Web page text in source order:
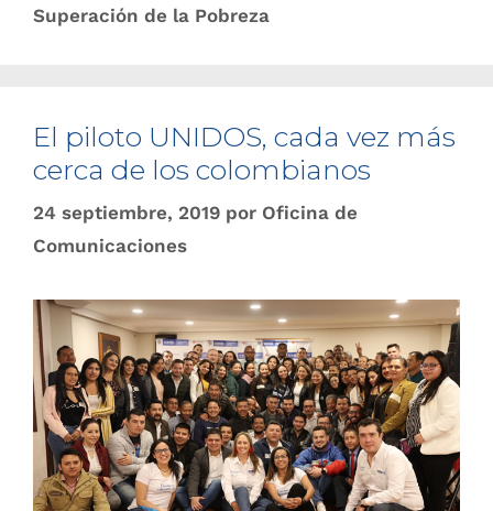
Superación de la Pobreza
El piloto UNIDOS, cada vez más
cerca de los colombianos
24 septiembre, 2019 por Oficina de
Comunicaciones